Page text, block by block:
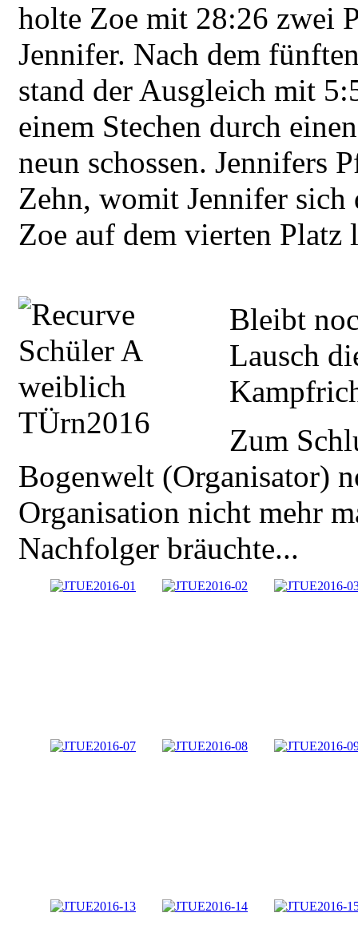
holte Zoe mit 28:26 zwei
Jennifer. Nach dem
stand der Ausgleich mit
einem Stechen durch
neun schossen. Jennifers
Zehn, womit Jennifer sich
Zoe auf dem vierten Platz
Bleibt
Lausch
Zum
Bogenwelt (Organisator)
Organisation nicht mehr
Nachfolger bräuchte...